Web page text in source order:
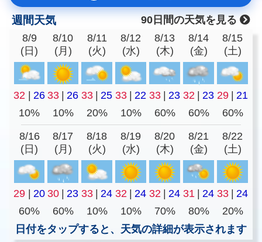
週間天気
90日間の天気を見る
8/9
(日)
8/10
(月)
8/11
(火)
8/12
(水)
8/13
(木)
8/14
(金)
8/15
(土)
32 26 33 26 33 25 33 22 33 23 32 23 29
21
10%
10% 20% 10% 60% 60% 60%
8/16
(日)
8/17
(月)
8/18
(火)
8/19
(水)
8/20
(木)
8/21
(金)
8/22
(土)
29 20 30 23 33 24 32 24 32 24 31 24 33
24
60%
60% 10% 10% 70% 80%
20%
日付をタップすると、天気の詳細が表示されます